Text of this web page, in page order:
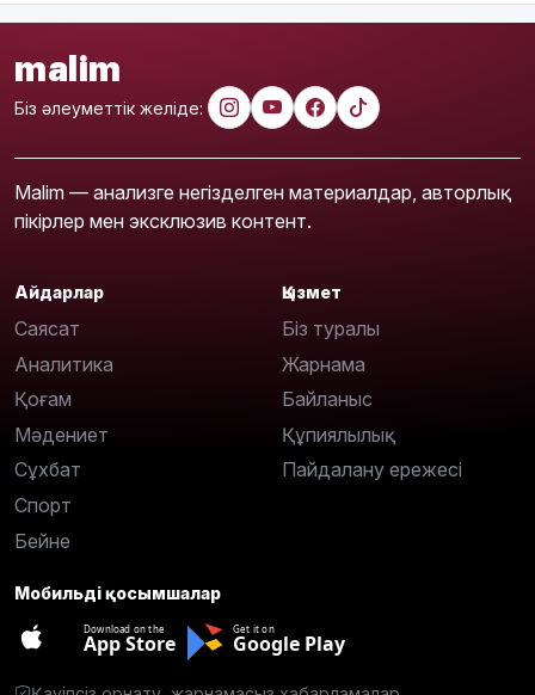
malim
Біз әлеуметтік желіде:
Malim — анализге негізделген материалдар, авторлық
пікірлер мен эксклюзив контент.
Айдарлар
Саясат
Аналитика
Қоғам
Мәдениет
Сұхбат
Спорт
Бейне
Қызмет
Біз туралы
Жарнама
Байланыс
Құпиялылық
Пайдалану ережесі
Мобильді қосымшалар
Download on the
App Store
Get it on
Google Play